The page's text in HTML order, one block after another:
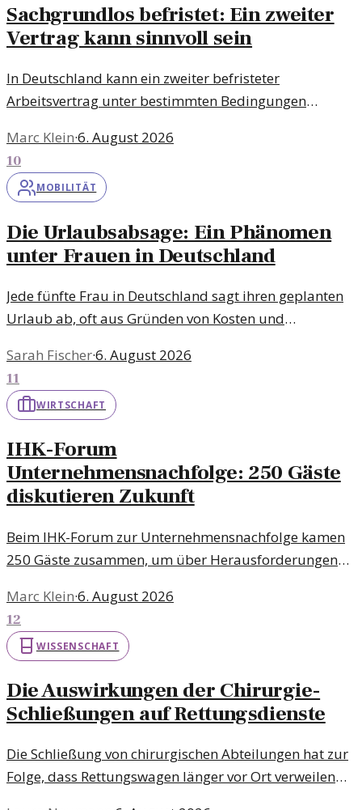
Sachgrundlos befristet: Ein zweiter
Vertrag kann sinnvoll sein
In Deutschland kann ein zweiter befristeter
Arbeitsvertrag unter bestimmten Bedingungen
im Arbeitsrecht.
Marc Klein·6. August 2026
10
MOBILITÄT
Die Urlaubsabsage: Ein Phänomen
unter Frauen in Deutschland
Jede fünfte Frau in Deutschland sagt ihren geplanten
Urlaub ab, oft aus Gründen von Kosten und
Auswirkungen dieser Entscheidung.
Sarah Fischer·6. August 2026
11
WIRTSCHAFT
IHK-Forum
Unternehmensnachfolge: 250 Gäste
diskutieren Zukunft
Beim IHK-Forum zur Unternehmensnachfolge kamen
250 Gäste zusammen, um über Herausforderungen
Die Veranstaltung bot wertvolle Einblicke und
Networking-Möglichkeiten.
Marc Klein·6. August 2026
12
WISSENSCHAFT
Die Auswirkungen der Chirurgie-
Schließungen auf Rettungsdienste
Die Schließung von chirurgischen Abteilungen hat zur
Folge, dass Rettungswagen länger vor Ort verweilen